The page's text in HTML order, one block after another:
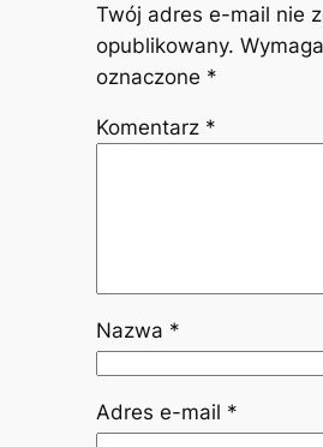
Twój adres e-mail nie
opublikowany.
oznaczone *
Komentarz *
Nazwa *
Adres e-mail *